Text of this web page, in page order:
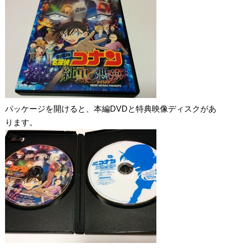
パッケージを開けると、本編DVDと特典映像ディスクがあ
ります。